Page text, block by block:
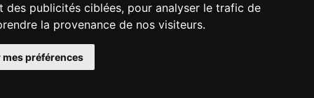
des publicités ciblées, pour analyser le trafic de
la provenance de nos visiteurs.
mes préférences